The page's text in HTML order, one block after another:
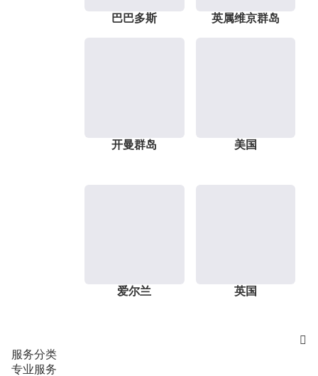
巴巴多斯 英属维京群岛
开曼群岛 美国
爱尔兰 英国

服务分类
专业服务